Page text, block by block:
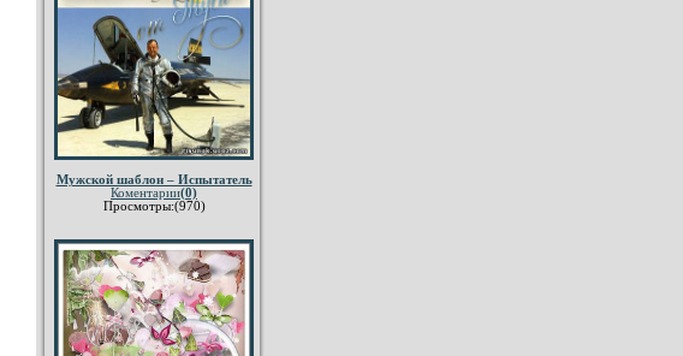
Мужской шаблон – Испытатель
Коментарии(0)
Просмотры:(970)